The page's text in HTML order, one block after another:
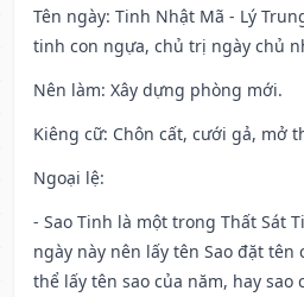
Tên ngày: Tinh Nhật Mã - Lý
tinh con ngựa, chủ trị ngày chủ
Nên làm: Xây dựng phòng mới.
Kiêng cữ: Chôn cất, cưới gả, mở
Ngoại lệ:
- Sao Tinh là một trong Thất Sát
ngày này nên lấy tên Sao đặt tên
thể lấy tên sao của năm, hay sao